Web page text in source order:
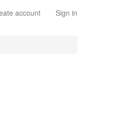
account Sign in